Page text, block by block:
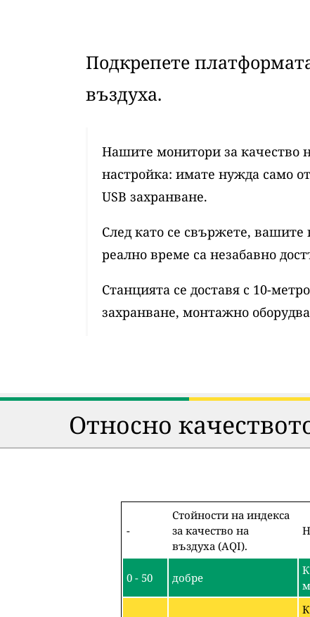
Подкрепете
въздуха.
Нашите монитори за качество
настройка: имате нужда само
USB захранване.
След като се свържете,
реално време са незабавно
Станцията се доставя с 10-
захранване, монтажно
Относно
-
Стойности на индекса
за качество на
въздуха (AQI).
0 - 50 добре